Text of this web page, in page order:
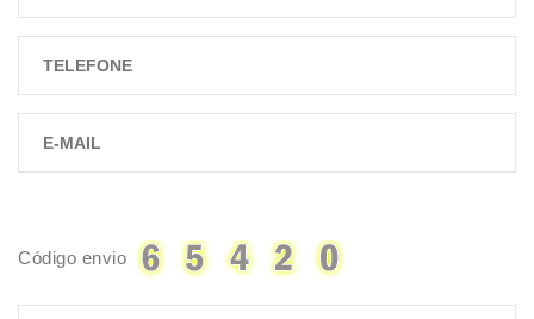
Código envio